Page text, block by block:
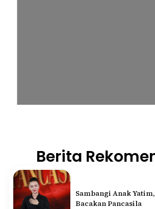
Berita
Sambangi Anak
Bacakan Pancasila